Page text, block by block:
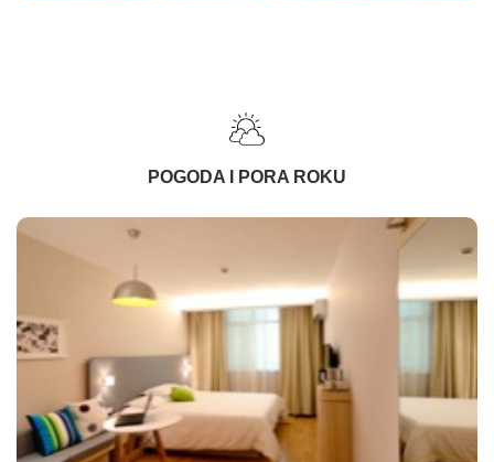
POGODA I PORA ROKU